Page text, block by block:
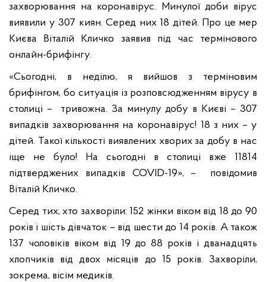
захворювання на коронавірус. Минулої доби вірус
виявили у 307 киян. Серед них 18 дітей. Про це мер
Києва Віталій Кличко заявив під час термінового
онлайн-брифінгу.
«Сьогодні, в неділю, я вийшов з терміновим
брифінгом, бо ситуація із розповсюдженням вірусу в
столиці – тривожна. За минулу добу в Києві – 307
випадків захворювання на коронавірус! 18 з них – у
дітей. Такої кількості виявлених хворих за добу в нас
іще не було! На сьогодні в столиці вже 11814
підтверджених випадків COVID-19», – повідомив
Віталій Кличко.
Серед тих, хто захворіли: 152 жінки віком від 18 до 90
років і шість дівчаток – від шести до 14 років. А також
137 чоловіків віком від 19 до 88 рокiв і дванадцять
хлопчиків від двох місяців до 15 років. Захворіли,
зокрема, вісім медиків.